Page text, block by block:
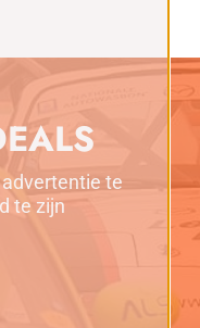
te
te zijn